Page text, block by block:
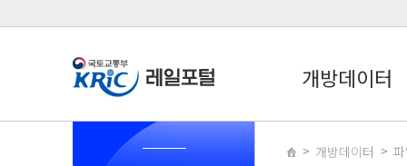
개방데이터
개방데이터